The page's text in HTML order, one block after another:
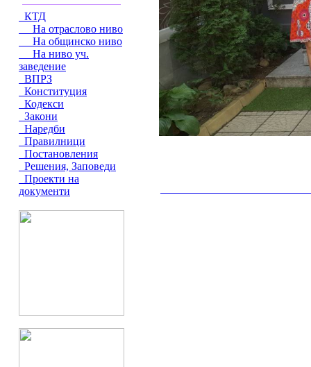
КТД
На отраслово ниво
На общинско ниво
На ниво уч.
заведение
ВПРЗ
Конституция
Кодекси
Закони
Наредби
Правилници
Постановления
Решения, Заповеди
Проекти на
документи